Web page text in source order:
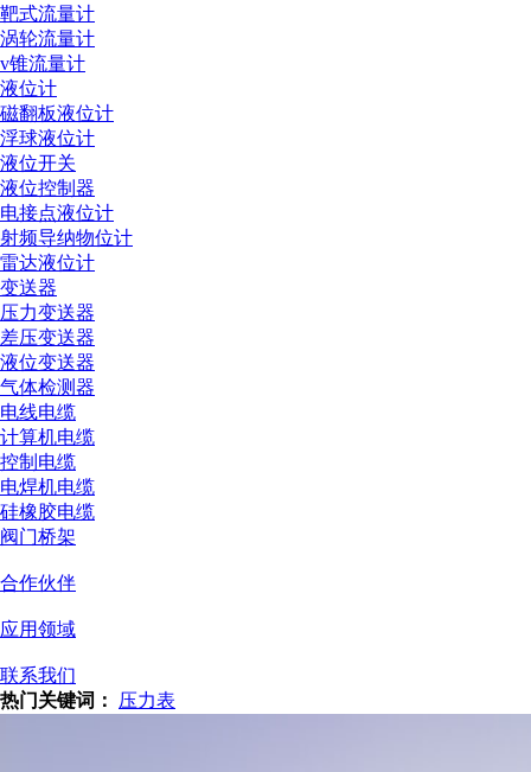
靶式流量计
涡轮流量计
v锥流量计
液位计
磁翻板液位计
浮球液位计
液位开关
液位控制器
电接点液位计
射频导纳物位计
雷达液位计
变送器
压力变送器
差压变送器
液位变送器
气体检测器
电线电缆
计算机电缆
控制电缆
电焊机电缆
硅橡胶电缆
阀门桥架
合作伙伴
应用领域
联系我们
热门关键词：
压力表